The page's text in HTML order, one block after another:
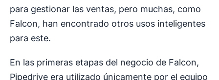
para gestionar las ventas, pero muchas, como
Falcon, han encontrado otros usos inteligentes
para este.
En las primeras etapas del negocio de Falcon,
Pipedrive era utilizado únicamente por el equipo